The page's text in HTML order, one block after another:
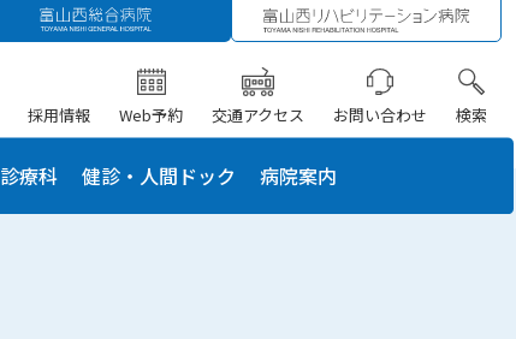
採用情報 Web予約 交通アクセス お問い合わせ 検索
診療科 健診・人間ドック 病院案内